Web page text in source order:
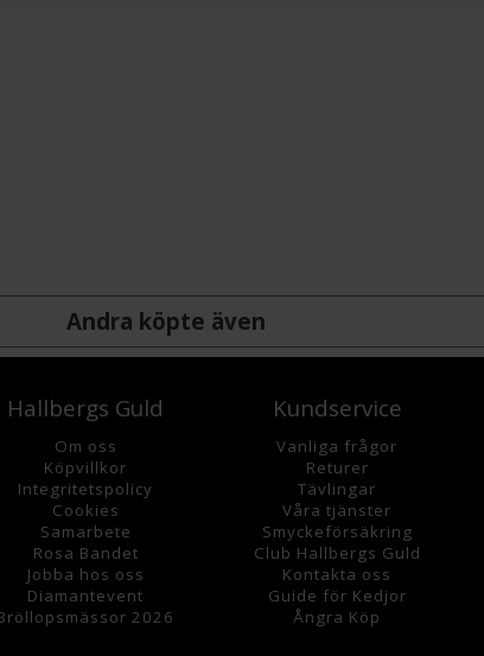
Andra köpte även
Hallbergs Guld
Om oss
Köpvillkor
Integritetspolicy
Cookies
Samarbete
Rosa Bandet
Jobba hos oss
Diamantevent
2026
Kundservice
Vanliga frågor
Returer
Tävlingar
Våra tjänster
Smyckeförsäkring
Club Hallbergs Guld
Kontakta oss
Guide för Kedjor
Ångra Köp